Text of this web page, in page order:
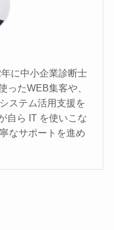
に中小企業診断士
ったWEB集客や、
ステム活用支援を
自ら IT を使いこな
なサポートを進め